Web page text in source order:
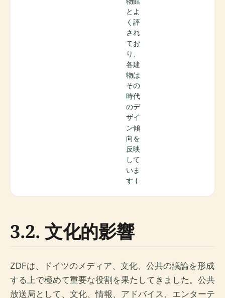
とよ
く評
され
てお
り、
各建
物は
その
時代
のデ
ザイ
ン傾
向を
反映
して
いま
す (
3.2. 文化的影響
ZDFは、ドイツのメディア、文化、公共の議論を形成
する上で極めて重要な役割を果たしてきました。公共
放送局として、文化、情報、アドバイス、エンターテ